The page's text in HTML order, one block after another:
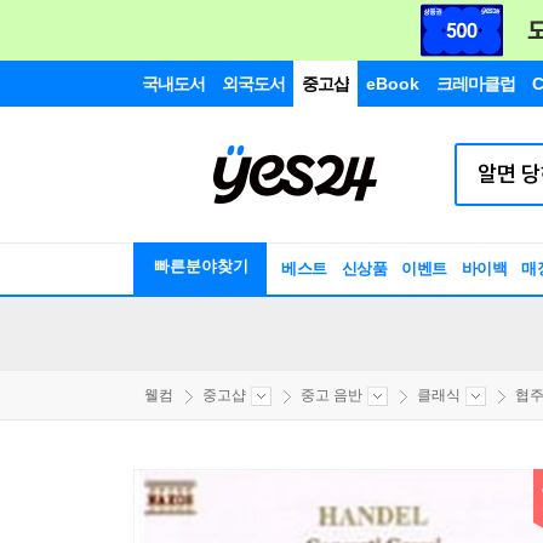
국내도서 외국도서 중고샵 eBook 크레마클럽
빠른분야찾기 베스트 신상품 이벤트 바이백 매
웰컴 중고샵 중고 음반 클래식 협